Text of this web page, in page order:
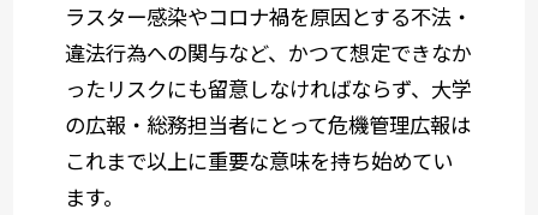
ラスター感染やコロナ禍を原因とする不法・
違法行為への関与など、かつて想定できなか
ったリスクにも留意しなければならず、大学
の広報・総務担当者にとって危機管理広報は
これまで以上に重要な意味を持ち始めてい
ます。